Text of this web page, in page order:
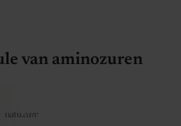
van aminozuren